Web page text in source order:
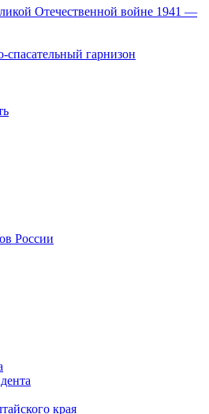
Отечественной войне 1941 —
гарнизон
России
края